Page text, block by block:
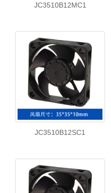
JC3510B12MC1
JC3510B12SC1